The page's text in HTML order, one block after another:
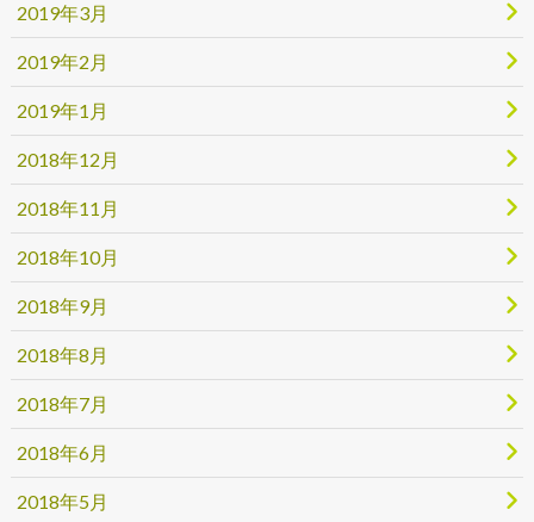
2019年3月
2019年2月
2019年1月
2018年12月
2018年11月
2018年10月
2018年9月
2018年8月
2018年7月
2018年6月
2018年5月